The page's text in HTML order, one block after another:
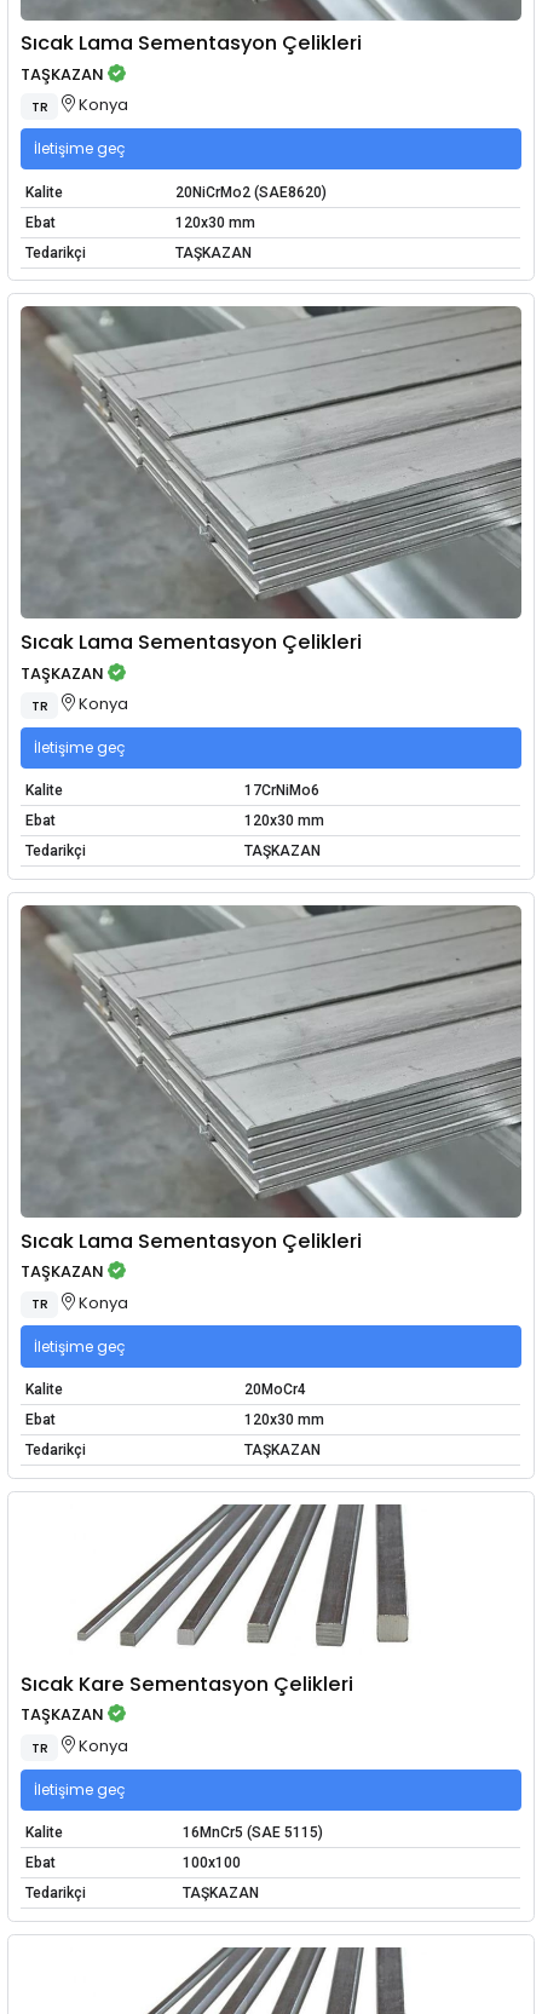
Sıcak Lama Sementasyon Çelikleri
TAŞKAZAN
TR Konya
İletişime geç
Kalite
20NiCrMo2 (SAE8620)
Ebat
120x30 mm
Tedarikçi
TAŞKAZAN
Sıcak Lama Sementasyon Çelikleri
TAŞKAZAN
TR Konya
İletişime geç
Kalite
17CrNiMo6
Ebat
120x30 mm
Tedarikçi
TAŞKAZAN
Sıcak Lama Sementasyon Çelikleri
TAŞKAZAN
TR Konya
İletişime geç
Kalite
20MoCr4
Ebat
120x30 mm
Tedarikçi
TAŞKAZAN
Sıcak Kare Sementasyon Çelikleri
TAŞKAZAN
TR Konya
İletişime geç
Kalite
16MnCr5 (SAE 5115)
Ebat
100x100
Tedarikçi
TAŞKAZAN